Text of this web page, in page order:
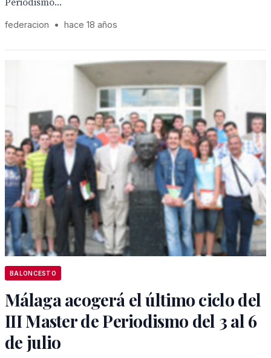
Periodismo...
federacion • hace 18 años
BALONCESTO
Málaga acogerá el último ciclo del
III Master de Periodismo del 3 al 6
de julio